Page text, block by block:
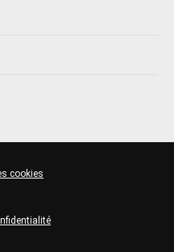
cookies